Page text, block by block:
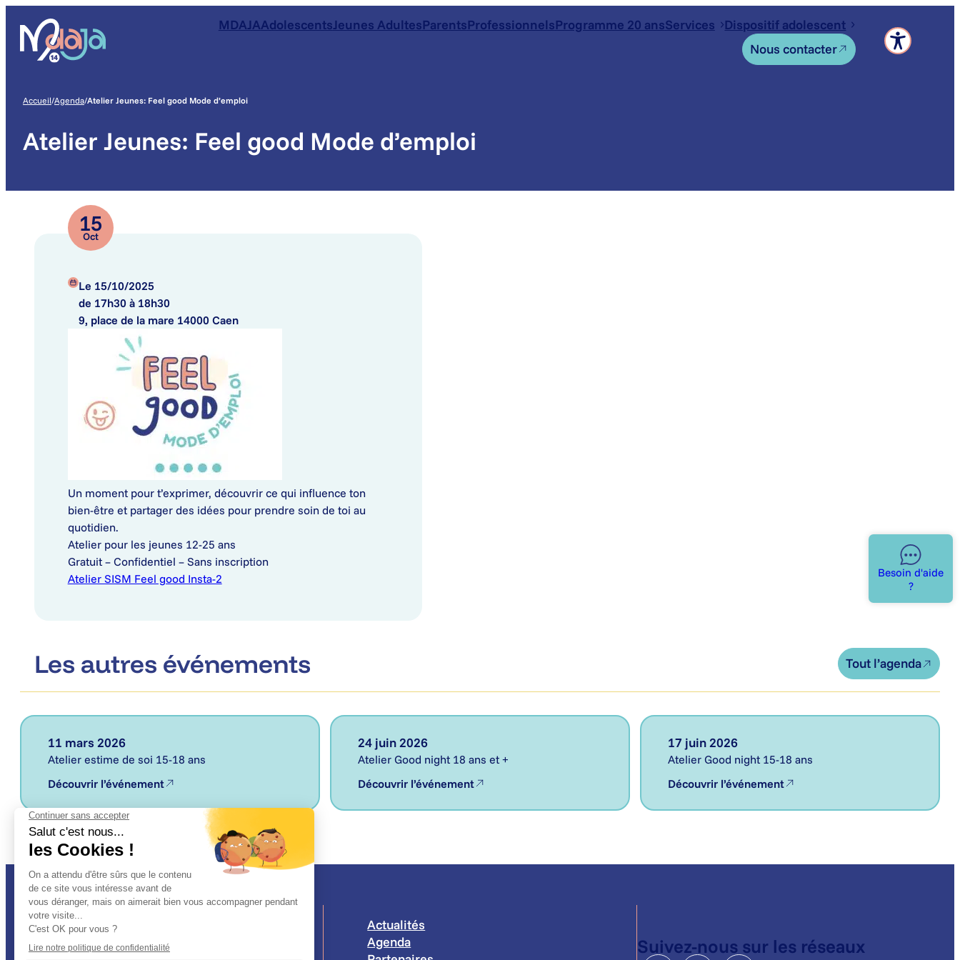
menu
contenu
pied
MDAJAAdolescentsJeunes AdultesParentsProfessionnelsProgramme 20 ansServices
Dispositif adolescent
Nous contacter
Accueil/Agenda/Atelier Jeunes: Feel good Mode d’emploi
Atelier Jeunes: Feel good Mode d’emploi
15
Oct
Le 15/10/2025
de 17h30 à 18h30
9, place de la mare 14000 Caen
Un moment pour t’exprimer, découvrir ce qui influence ton
bien-être et partager des idées pour prendre soin de toi au
quotidien.
Atelier pour les jeunes 12-25 ans
Gratuit – Confidentiel – Sans inscription
Atelier SISM Feel good Insta-2
Les autres événements Tout l’agenda
11 mars 2026
Atelier estime de soi 15-18 ans
Découvrir l’événement
24 juin 2026
Atelier Good night 18 ans et +
Découvrir l’événement
17 juin 2026
Atelier Good night 15-18 ans
Découvrir l’événement
Restez informé
Recevez nos actualités, ressources et événements
Actualités
Agenda
Suivez-nous sur les réseaux
Besoin d'aide
?